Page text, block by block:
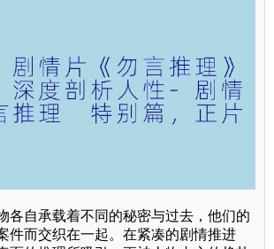
各自承载着不同的秘密与过去，他们的
件而交织在一起。在紧凑的剧情推进